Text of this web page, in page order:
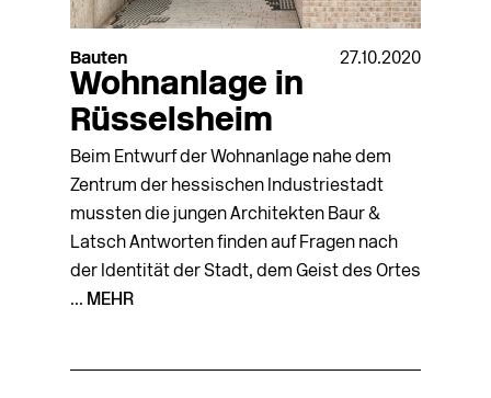
Bauten 27.10.2020
Wohnanlage in
Rüsselsheim
Beim Entwurf der Wohnanlage nahe dem
Zentrum der hessischen Industriestadt
mussten die jungen Architekten Baur &
Latsch Antworten finden auf Fragen nach
der Identität der Stadt, dem Geist des Ortes
... MEHR